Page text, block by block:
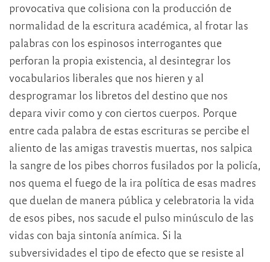
provocativa que colisiona con la producción de
normalidad de la escritura académica, al frotar las
palabras con los espinosos interrogantes que
perforan la propia existencia, al desintegrar los
vocabularios liberales que nos hieren y al
desprogramar los libretos del destino que nos
depara vivir como y con ciertos cuerpos. Porque
entre cada palabra de estas escrituras se percibe el
aliento de las amigas travestis muertas, nos salpica
la sangre de los pibes chorros fusilados por la policía,
nos quema el fuego de la ira política de esas madres
que duelan de manera pública y celebratoria la vida
de esos pibes, nos sacude el pulso minúsculo de las
vidas con baja sintonía anímica. Si la
subversividades el tipo de efecto que se resiste al